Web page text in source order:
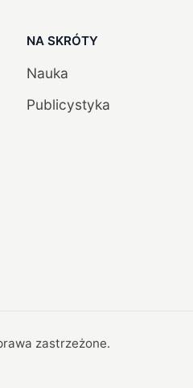
NA SKRÓTY
Nauka
Publicystyka
zastrzeżone.